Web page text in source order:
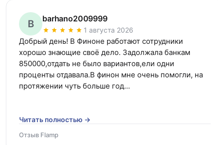
B barhano2009999
1 августа 2026
Добрый день! В Финоне работают сотрудники
хорошо знающие своё дело. Задолжала банкам
850000,отдать не было вариантов,ели одни
проценты отдавала.В финон мне очень помогли, на
протяжении чуть больше год…
Читать полностью →
Отзыв Flamp